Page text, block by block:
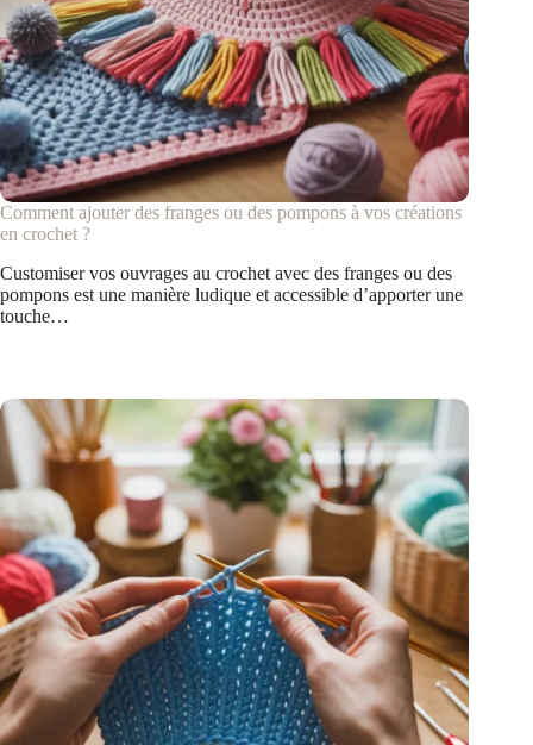
Comment ajouter des franges ou des pompons à vos créations
en crochet ?
Customiser vos ouvrages au crochet avec des franges ou des
pompons est une manière ludique et accessible d’apporter une
touche…